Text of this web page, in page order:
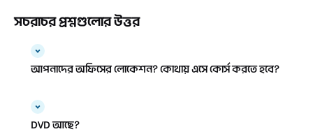
সচরাচর প্রশ্নগুলোর উত্তর
আপনাদের অফিসের লোকেশন? কোথায় এসে কোর্স করতে হবে?
DVD আছে?